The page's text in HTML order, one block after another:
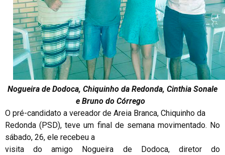
Nogueira de Dodoca, Chiquinho da Redonda, Cinthia Sonale
e Bruno do Córrego
O pré-candidato a vereador de Areia Branca, Chiquinho da
Redonda (PSD), teve um final de semana movimentado. No
sábado, 26, ele recebeu a
visita do amigo Nogueira de Dodoca, diretor do